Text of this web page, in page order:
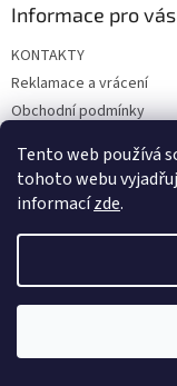
Tento web používá
tohoto webu
informacízde.
Informace pro vás
KONTAKTY
Reklamace a vrácení
Obchodní podmínky
Doprava a platba